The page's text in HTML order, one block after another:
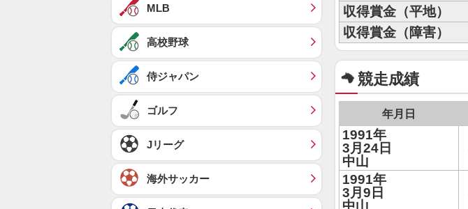
収得賞金（平地）
収得賞金（障害）
競走成績
年月日
1991年
3月24日
中山
1991年
3月9日
中山
MLB
高校野球
侍ジャパン
ゴルフ
Jリーグ
海外サッカー